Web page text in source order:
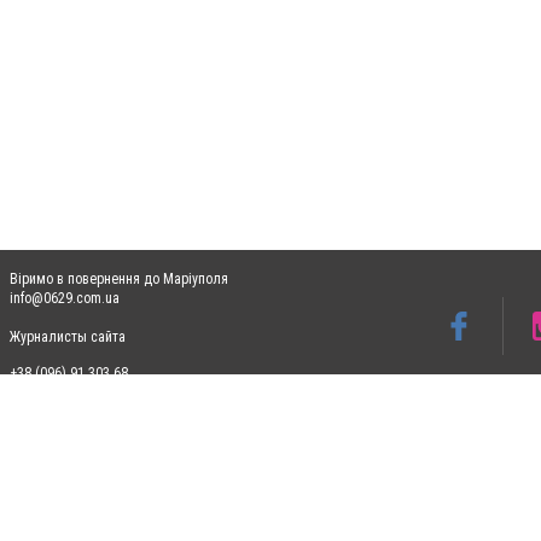
Віримо в повернення до Маріуполя
info@0629.com.ua
Журналисты сайта
+38 (096) 91 303 68